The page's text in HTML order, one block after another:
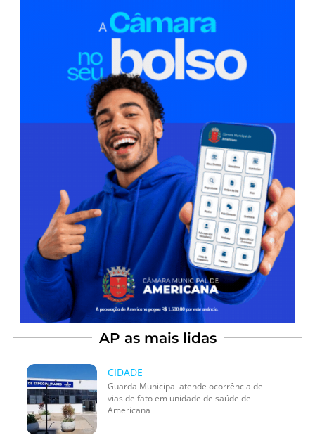
AP as mais lidas
CIDADE
Guarda Municipal atende ocorrência de
vias de fato em unidade de saúde de
Americana